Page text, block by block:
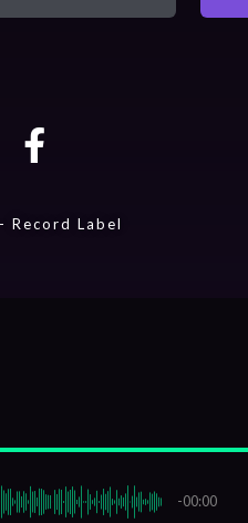
Record Label
-00:00